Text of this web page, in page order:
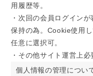
用履歴等。
・次回の会員ログイン
保持の為。Cookie使用
任意に選択可。
・その他サイト運営上必
個人情報の管理につい